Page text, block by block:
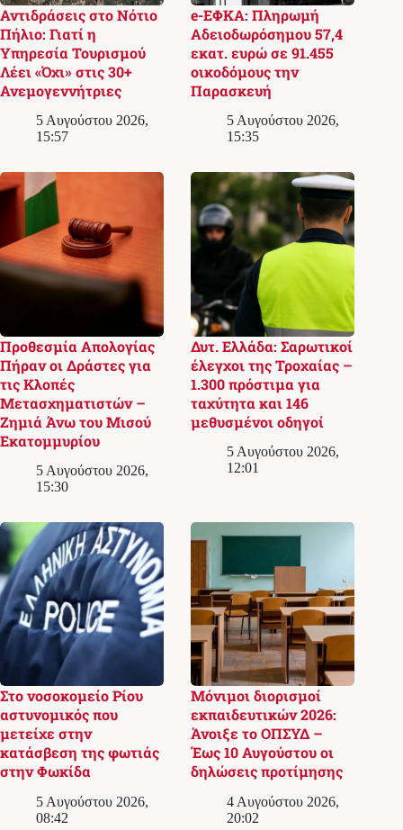
Αντιδράσεις στο Νότιο
Πήλιο: Γιατί η
Υπηρεσία Τουρισμού
Λέει «Όχι» στις 30+
Ανεμογεννήτριες
5 Αυγούστου 2026,
15:57
e-ΕΦΚΑ: Πληρωμή
Αδειοδωρόσημου 57,4
εκατ. ευρώ σε 91.455
οικοδόμους την
Παρασκευή
5 Αυγούστου 2026,
15:35
Προθεσμία Απολογίας
Πήραν οι Δράστες για
τις Κλοπές
Μετασχηματιστών –
Ζημιά Άνω του Μισού
Εκατομμυρίου
5 Αυγούστου 2026,
15:30
Δυτ. Ελλάδα: Σαρωτικοί
έλεγχοι της Τροχαίας –
1.300 πρόστιμα για
ταχύτητα και 146
μεθυσμένοι οδηγοί
5 Αυγούστου 2026,
12:01
Στο νοσοκομείο Ρίου
αστυνομικός που
μετείχε στην
κατάσβεση της φωτιάς
στην Φωκίδα
5 Αυγούστου 2026,
08:42
Μόνιμοι διορισμοί
εκπαιδευτικών 2026:
Άνοιξε το ΟΠΣΥΔ –
Έως 10 Αυγούστου οι
δηλώσεις προτίμησης
4 Αυγούστου 2026,
20:02